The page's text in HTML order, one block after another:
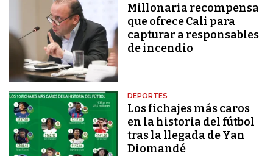
Millonaria recompensa
que ofrece Cali para
capturar a responsables
de incendio
DEPORTES
Los fichajes más caros
en la historia del fútbol
tras la llegada de Yan
Diomandé